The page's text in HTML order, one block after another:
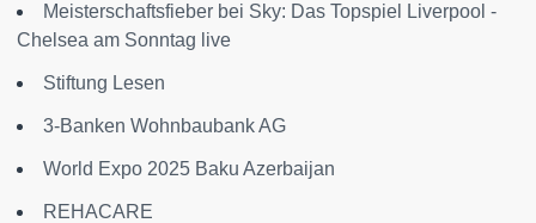
Meisterschaftsfieber bei Sky: Das Topspiel Liverpool -
Chelsea am Sonntag live
Stiftung Lesen
3-Banken Wohnbaubank AG
World Expo 2025 Baku Azerbaijan
REHACARE